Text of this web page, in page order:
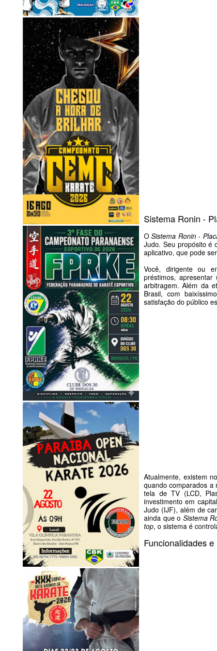
Sistema Ronin -
OSistema Ronin -
Judo. Seu propósito é
aplicativo, que pode
Você, dirigente ou
préstimos,
arbitragem. Além da
Brasil, com
satisfação do público
Atualmente, existem
quando comparados a
tela de TV (LCD,
investimento em
Judo (IJF), além de
ainda que o Sistema
top, o sistema é
Funcionalidades